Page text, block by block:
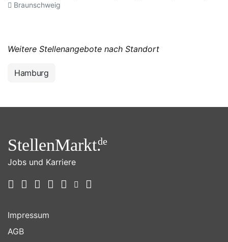
Braunschweig
Weitere Stellenangebote nach Standort
Hamburg
StellenMarkt.de
Jobs und Karriere
Impressum
AGB